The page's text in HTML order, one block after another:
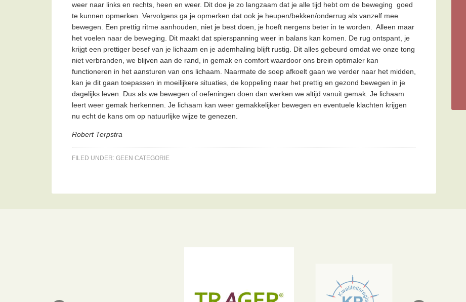
weer naar links en rechts, heen en weer. Dit doe je zo langzaam dat je alle tijd hebt om de beweging goed
te kunnen opmerken. Vervolgens ga je opmerken dat ook je heupen/bekken/onderrug als vanzelf mee
bewegen. Een prettig ritme aanhouden, niet je best doen, je hoeft nergens beter in te worden. Alleen maar
het voelen naar de beweging. Dit maakt dat spierspanning weer in balans kan komen. De rug ontspant, je
krijgt een prettiger besef van je lichaam en je ademhaling blijft rustig. Dit alles gebeurd omdat we onze tong
niet verbranden, we blijven aan de rand, in gemak en comfort waardoor ons brein optimaler kan
functioneren in het aansturen van ons lichaam. Naarmate de soep afkoelt gaan we verder naar het midden,
kan je dit gaan toepassen in moeilijkere situaties, de koppeling naar het prettig en gezond bewegen in je
dagelijks leven. Dus als we bewegen of oefeningen doen dan werken we altijd vanuit gemak. Je lichaam
leert weer gemak herkennen. Je lichaam kan weer gemakkelijker bewegen en eventuele klachten krijgen
nu echt de kans om op natuurlijke wijze te genezen.
Robert Terpstra
FILED UNDER: GEEN CATEGORIE